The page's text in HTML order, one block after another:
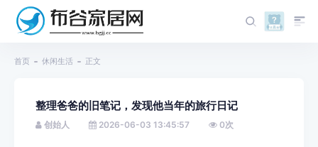
首页 休闲生活 正文
整理爸爸的旧笔记，发现他当年的旅行日记
创始人 2026-06-03 13:45:57 0次